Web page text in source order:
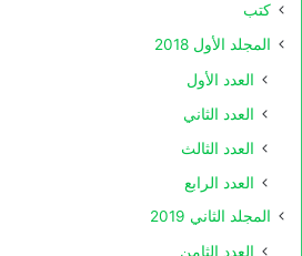
كتب
المجلد الأول 2018
العدد الأول
العدد الثاني
العدد الثالث
العدد الرابع
المجلد الثاني 2019
العدد الثامن